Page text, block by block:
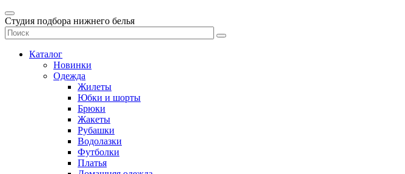
Студия подбора нижнего белья
Каталог
Новинки
Одежда
Жилеты
Юбки и шорты
Брюки
Жакеты
Рубашки
Водолазки
Футболки
Платья